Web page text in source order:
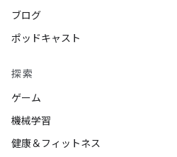
ブログ
ポッドキャスト
探索
ゲーム
機械学習
健康＆フィットネス